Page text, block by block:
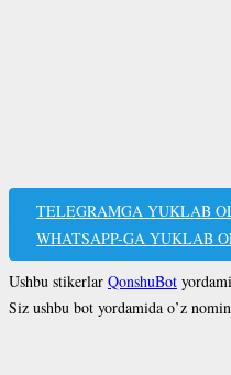
TELEGRAMGA YUKLAB
WHATSAPP-GA YUKLAB
Ushbu stikerlar QonshuBot
Siz ushbu bot yordamida o’z